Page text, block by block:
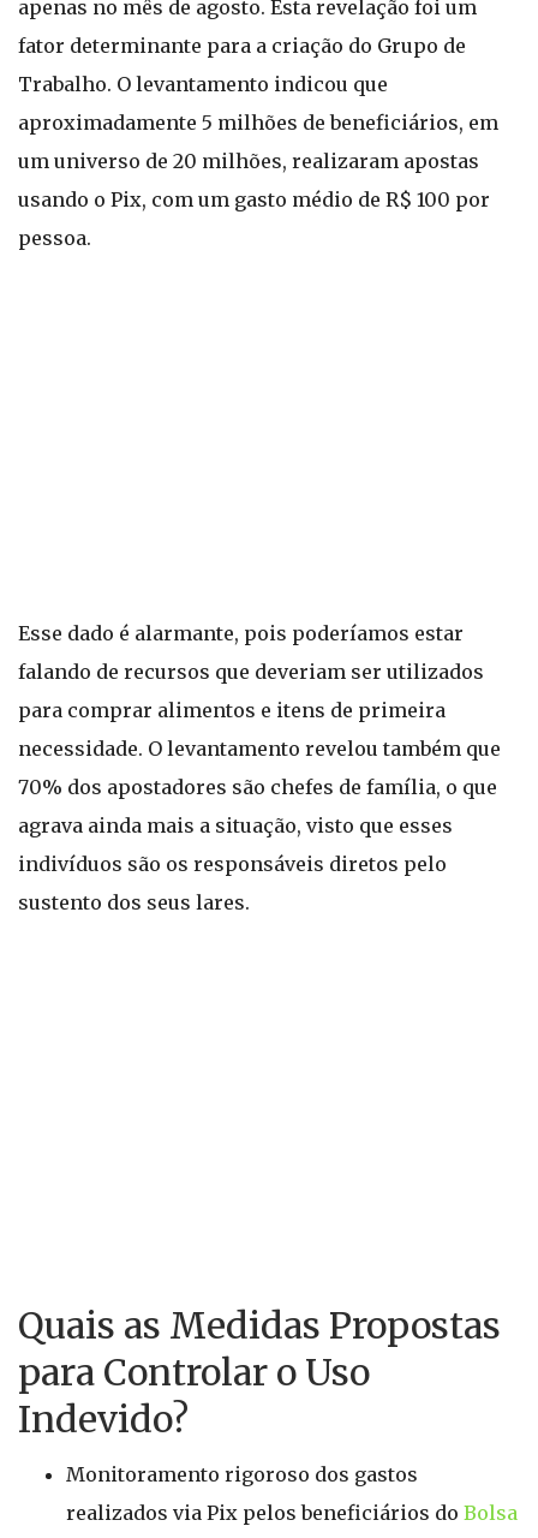
apenas no mês de agosto. Esta revelação foi um
fator determinante para a criação do Grupo de
Trabalho. O levantamento indicou que
aproximadamente 5 milhões de beneficiários, em
um universo de 20 milhões, realizaram apostas
usando o Pix, com um gasto médio de R$ 100 por
pessoa.
Esse dado é alarmante, pois poderíamos estar
falando de recursos que deveriam ser utilizados
para comprar alimentos e itens de primeira
necessidade. O levantamento revelou também que
70% dos apostadores são chefes de família, o que
agrava ainda mais a situação, visto que esses
indivíduos são os responsáveis diretos pelo
sustento dos seus lares.
Quais as Medidas Propostas
para Controlar o Uso
Indevido?
Monitoramento rigoroso dos gastos
realizados via Pix pelos beneficiários do Bolsa